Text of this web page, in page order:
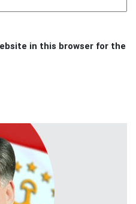
in this browser for the